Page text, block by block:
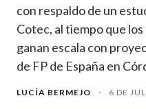
con respaldo de un
Cotec, al tiempo que
ganan escala con
de FP de España en
LUCÍA BERMEJO · 6 DE